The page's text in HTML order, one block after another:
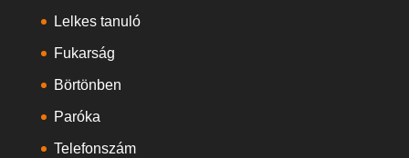
Lelkes tanuló
Fukarság
Börtönben
Paróka
Telefonszám